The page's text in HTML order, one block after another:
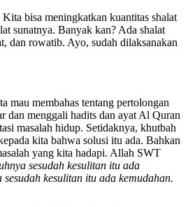
bisa meningkatkan kuantitas shalat
sunatnya. Banyak kan? Ada shalat
dan rowatib. Ayo, sudah dilaksanakan
mau membahas tentang pertolongan
dan menggali hadits dan ayat Al Quran
masalah hidup. Setidaknya, khutbah
kita bahwa solusi itu ada. Bahkan
yang kita hadapi. Allah SWT
sesudah kesulitan itu ada
sesudah kesulitan itu ada kemudahan.